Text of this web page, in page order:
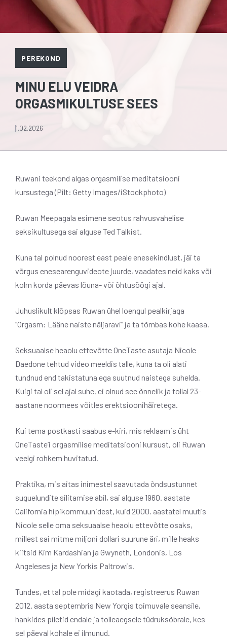
PEREKOND
MINU ELU VEIDRA
ORGASMIKULTUSE SEES
1.02.2026
Ruwani teekond algas orgasmilise meditatsiooni
kursustega (Pilt: Getty Images/iStockphoto)
Ruwan Meepagala esimene seotus rahvusvahelise
seksikultusega sai alguse Ted Talkist.
Kuna tal polnud noorest east peale enesekindlust, jäi ta
võrgus enesearenguvideote juurde, vaadates neid kaks või
kolm korda päevas lõuna- või õhtusöögi ajal.
Juhuslikult klõpsas Ruwan ühel loengul pealkirjaga
“Orgasm: Lääne naiste näljaravi” ja ta tõmbas kohe kaasa.
Seksuaalse heaolu ettevõtte OneTaste asutaja Nicole
Daedone tehtud video meeldis talle, kuna ta oli alati
tundnud end takistatuna ega suutnud naistega suhelda.
Kuigi tal oli sel ajal suhe, ei olnud see õnnelik ja tollal 23-
aastane noormees võitles erektsioonihäiretega.
Kui tema postkasti saabus e-kiri, mis reklaamis üht
OneTaste’i orgasmilise meditatsiooni kursust, oli Ruwan
veelgi rohkem huvitatud.
Praktika, mis aitas inimestel saavutada õndsustunnet
suguelundite silitamise abil, sai alguse 1960. aastate
California hipikommuunidest, kuid 2000. aastatel muutis
Nicole selle oma seksuaalse heaolu ettevõtte osaks,
millest sai mitme miljoni dollari suurune äri, mille heaks
kiitsid Kim Kardashian ja Gwyneth, Londonis, Los
Angeleses ja New Yorkis Paltrowis.
Tundes, et tal pole midagi kaotada, registreerus Ruwan
2012. aasta septembris New Yorgis toimuvale seansile,
hankides piletid endale ja tolleaegsele tüdruksõbrale, kes
sel päeval kohale ei ilmunud.